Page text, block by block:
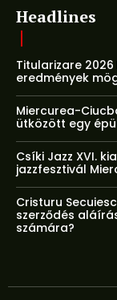
Headlines
Titularizare
eredmények
Miercurea-
ütközött egy
Csíki Jazz XVI.
jazzfesztivál
Cristuru
szerződés
számára?